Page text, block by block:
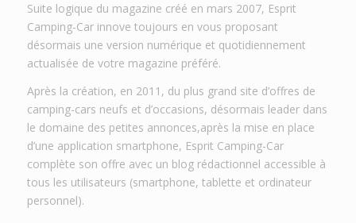
Suite logique du magazine créé en mars 2007, Esprit
Camping-Car innove toujours en vous proposant
désormais une version numérique et quotidiennement
actualisée de votre magazine préféré.
Après la création, en 2011, du plus grand site d’offres de
camping-cars neufs et d’occasions, désormais leader dans
le domaine des petites annonces,après la mise en place
d’une application smartphone, Esprit Camping-Car
complète son offre avec un blog rédactionnel accessible à
tous les utilisateurs (smartphone, tablette et ordinateur
personnel).